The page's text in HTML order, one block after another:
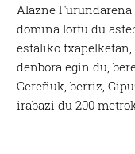
Alazne
domina lortu du
estaliko txapelketan,
denbora egin du,
Gereñuk, berriz,
irabazi du 200